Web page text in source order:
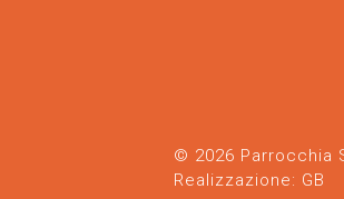
© 2026 Parrocchia
Realizzazione: GB